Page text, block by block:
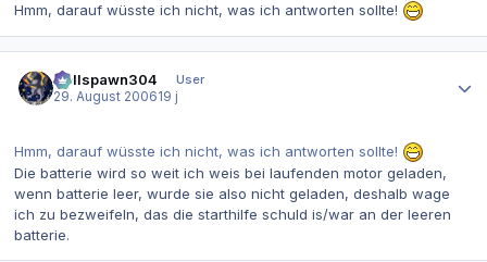
Hmm, darauf wüsste ich nicht, was ich antworten sollte!
Hellspawn304
User
29. August 200619 j
Hmm, darauf wüsste ich nicht, was ich antworten sollte!
Die batterie wird so weit ich weis bei laufenden motor geladen,
wenn batterie leer, wurde sie also nicht geladen, deshalb wage
ich zu bezweifeln, das die starthilfe schuld is/war an der leeren
batterie.